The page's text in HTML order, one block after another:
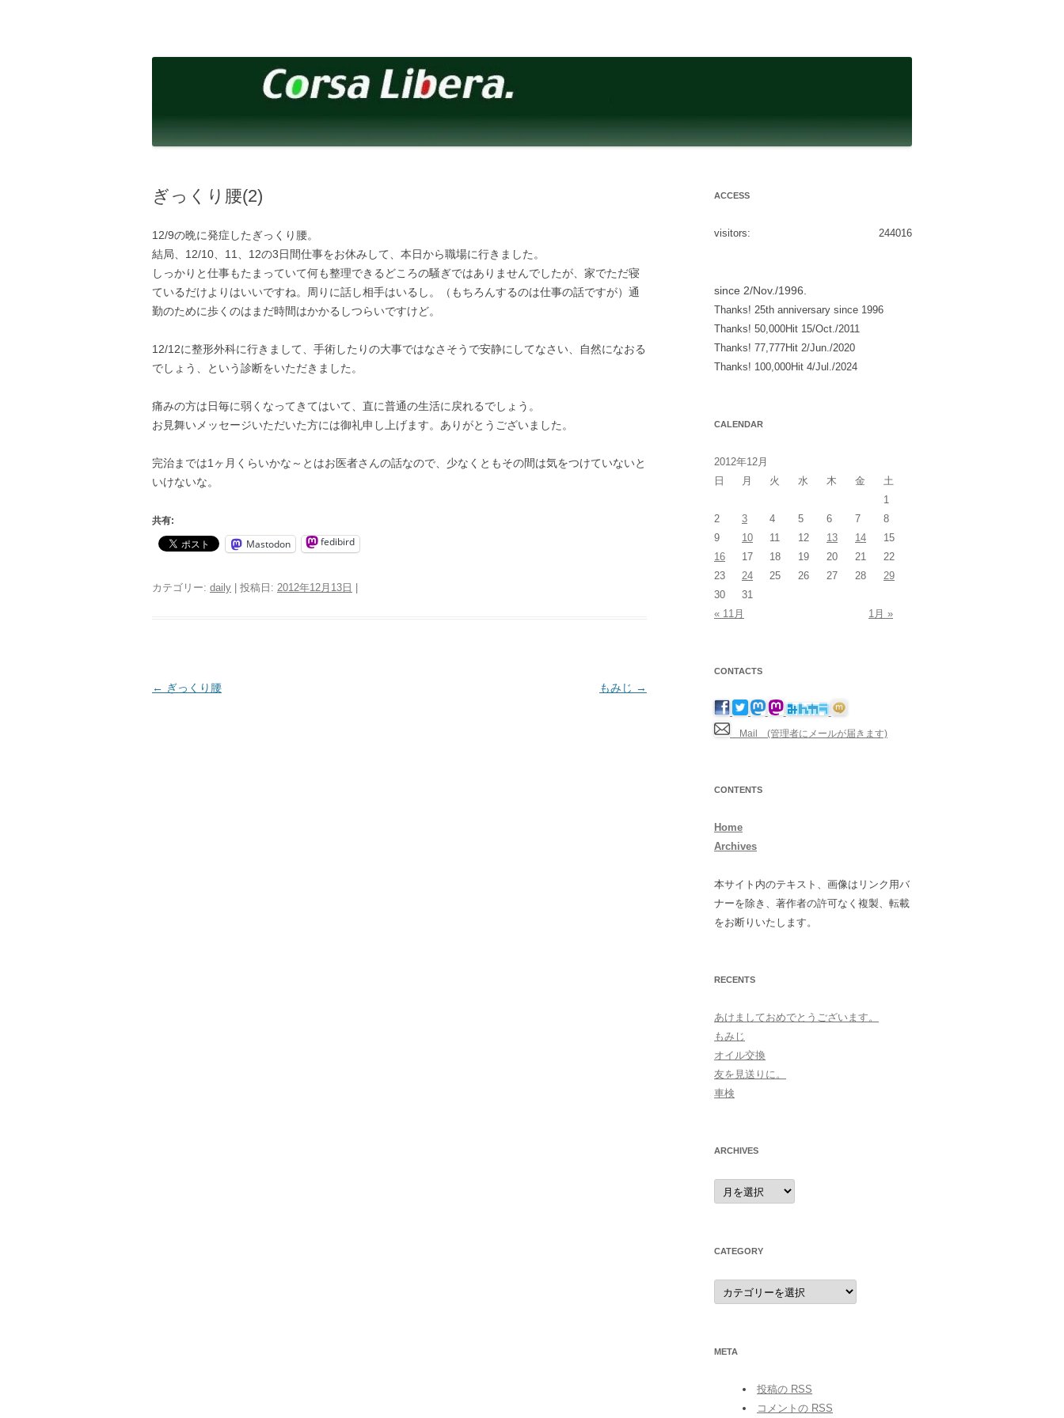
へ
ぎっくり腰(2)
12/9の晩に発症したぎっくり腰。
結局、12/10、11、12の3日間仕事をお休みして、本日から職場に行きました。
しっかりと仕事もたまっていて何も整理できるどころの騒ぎではありませんでしたが、家でただ寝
ているだけよりはいいですね。周りに話し相手はいるし。（もちろんするのは仕事の話ですが）通
勤のために歩くのはまだ時間はかかるしつらいですけど。
12/12に整形外科に行きまして、手術したりの大事ではなさそうで安静にしてなさい、自然になおる
でしょう、という診断をいただきました。
痛みの方は日毎に弱くなってきてはいて、直に普通の生活に戻れるでしょう。
お見舞いメッセージいただいた方には御礼申し上げます。ありがとうございました。
完治までは1ヶ月くらいかな～とはお医者さんの話なので、少なくともその間は気をつけていないと
いけないな。
共有:
Mastodon fedibird
カテゴリー: daily | 投稿日: 2012年12月13日 |
投
← ぎっくり腰 もみじ →
ACCESS
244016
visitors:
since 2/Nov./1996.
Thanks! 25th anniversary since 1996
Thanks! 50,000Hit 15/Oct./2011
Thanks! 77,777Hit 2/Jun./2020
Thanks! 100,000Hit 4/Jul./2024
CALENDAR
2012年12月
日
月 火 水 木 金
土
1
2
3 4 5 6 7
8
9
10 11 12 13 14
15
16
17 18 19 20 21
22
23
24 25 26 27 28
29
30
31
« 11月
1月 »
CONTACTS
Mail (管理者にメールが届きます)
CONTENTS
Home
Archives
本サイト内のテキスト、画像はリンク用バ
ナーを除き、著作者の許可なく複製、転載
をお断りいたします。
RECENTS
あけましておめでとうございます。
もみじ
オイル交換
友を見送りに。
車検
ARCHIVES
archives
CATEGORY
category
META
投稿の RSS
コメントの RSS